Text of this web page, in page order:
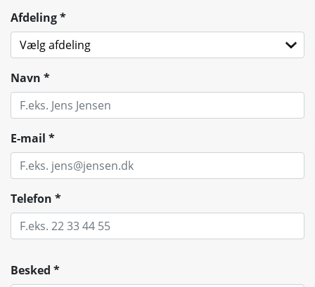
Afdeling*
Navn *
E-mail *
Telefon *
Besked *